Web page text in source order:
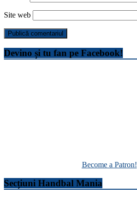
Site web
Devino și tu fan pe Facebook!
Become a Patron!
Secțiuni Handbal Mania